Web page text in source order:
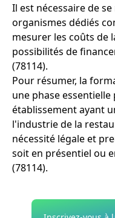
Il est nécessaire de
organismes dédiés
mesurer les coûts de
possibilités de
(78114).
Pour résumer, la
une phase
établissement ayant
l'industrie de la
nécessité légale et
soit en présentiel ou
(78114).